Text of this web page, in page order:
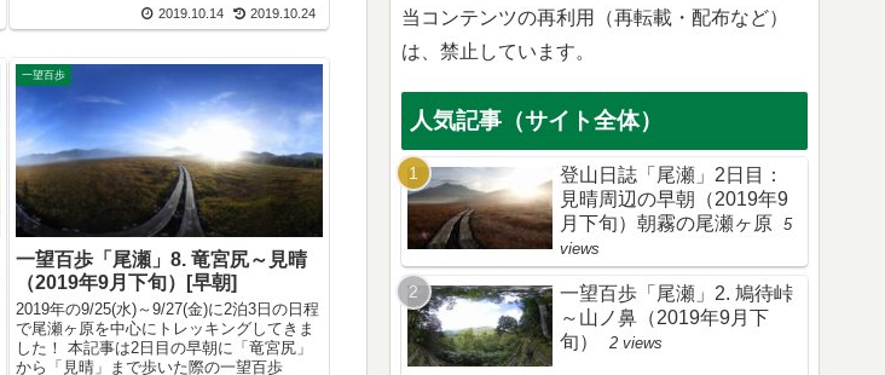
2019.10.14 2019.10.24
一望百歩
一望百歩「尾瀬」8. 竜宮尻～見晴
（2019年9月下旬）[早朝]
2019年の9/25(水)～9/27(金)に2泊3日の日程
で尾瀬ヶ原を中心にトレッキングしてきま
した！ 本記事は2日目の早朝に「竜宮尻」
から「見晴」まで歩いた際の一望百歩
当コンテンツの再利用（再転載・配布など）
は、禁止しています。
人気記事（サイト全体）
登山日誌「尾瀬」2日目：
見晴周辺の早朝（2019年9
月下旬）朝霧の尾瀬ヶ原 5
views
一望百歩「尾瀬」2. 鳩待峠
～山ノ鼻（2019年9月下
旬）
2 views